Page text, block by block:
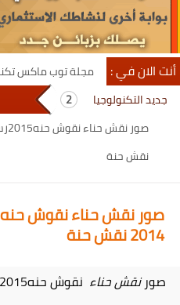
أنت الان في :
مجلة توب ماكس
جديد التكنولوجيا
نقش حنة
2014 نقش حنة
صورنقش حناء نقوش حنه2015رسم الحنه